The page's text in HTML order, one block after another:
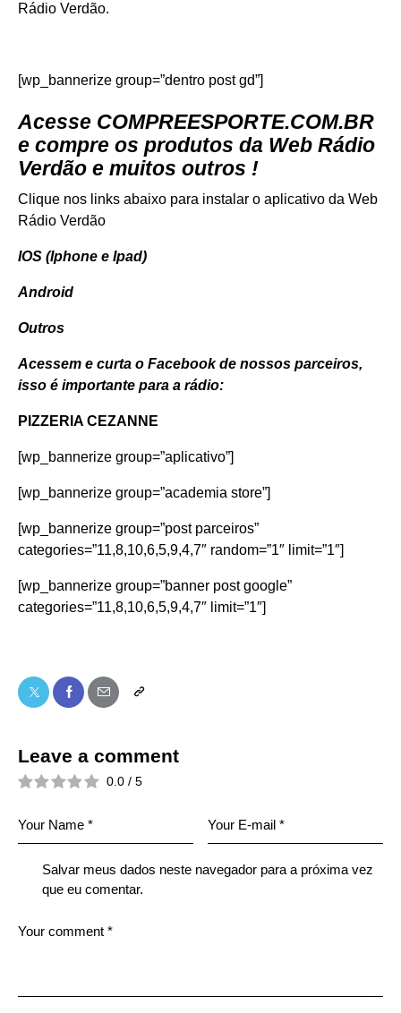
Rádio Verdão.
[wp_bannerize group=”dentro post gd”]
Acesse COMPREESPORTE.COM.BR
e compre os produtos da Web Rádio
Verdão e muitos outros !
Clique nos links abaixo para instalar o aplicativo da Web
Rádio Verdão
IOS (Iphone e Ipad)
Android
Outros
Acessem e curta o Facebook de nossos parceiros,
isso é importante para a rádio:
PIZZERIA CEZANNE
[wp_bannerize group=”aplicativo”]
[wp_bannerize group=”academia store”]
[wp_bannerize group=”post parceiros”
categories=”11,8,10,6,5,9,4,7″ random=”1″ limit=”1″]
[wp_bannerize group=”banner post google”
categories=”11,8,10,6,5,9,4,7″ limit=”1″]
Leave a comment
0.0 / 5
Salvar meus dados neste navegador para a próxima vez
que eu comentar.